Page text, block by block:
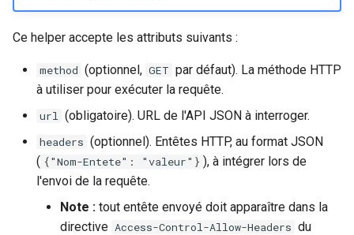
Ce helper accepte les attributs suivants :
method (optionnel, GET par défaut). La méthode HTTP
à utiliser pour exécuter la requête.
url (obligatoire). URL de l'API JSON à interroger.
headers (optionnel). Entêtes HTTP, au format JSON
( {"Nom-Entete": "valeur"} ), à intégrer lors de
l'envoi de la requête.
Note : tout entête envoyé doit apparaître dans la
directive Access-Control-Allow-Headers du